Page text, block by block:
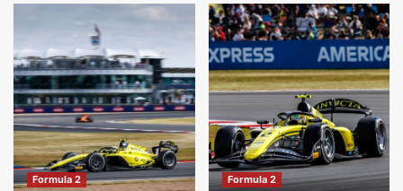
Formula 2 Formula 2